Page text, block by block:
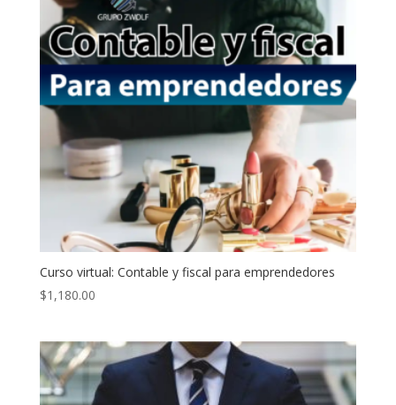
Curso virtual: Contable y fiscal para emprendedores
$1,180.00